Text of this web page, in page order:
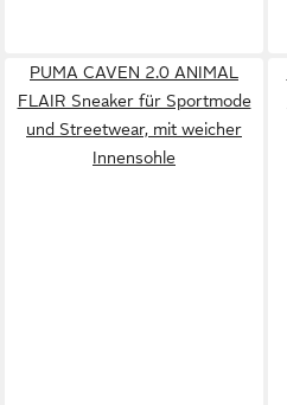
PUMA CAVEN 2.0 ANIMAL
FLAIR Sneaker für Sportmode
und Streetwear, mit weicher
Innensohle